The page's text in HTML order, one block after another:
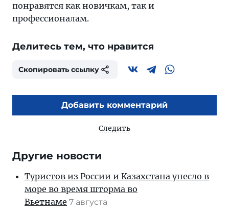
понравятся как новичкам, так и
профессионалам.
Делитесь тем, что нравится
Скопировать ссылку
Добавить комментарий
Следить
Другие новости
Туристов из России и Казахстана унесло в
море во время шторма во
Вьетнаме 7 августа